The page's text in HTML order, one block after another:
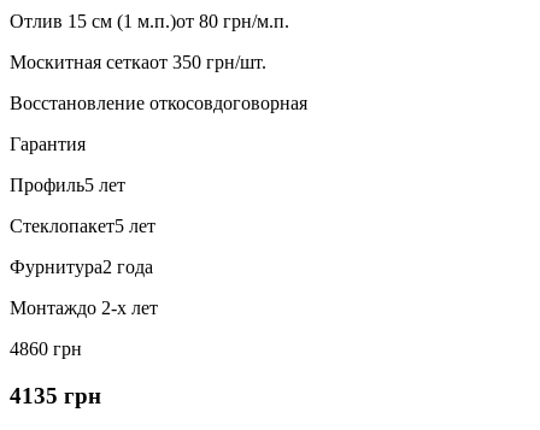
Отлив 15 см (1 м.п.)от 80 грн/м.п.
Москитная сеткаот 350 грн/шт.
Восстановление откосовдоговорная
Гарантия
Профиль5 лет
Стеклопакет5 лет
Фурнитура2 года
Монтаждо 2-х лет
4860 грн
4135 грн